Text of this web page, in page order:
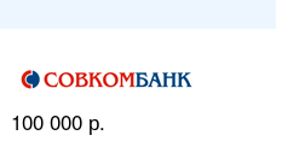
100 000 р.